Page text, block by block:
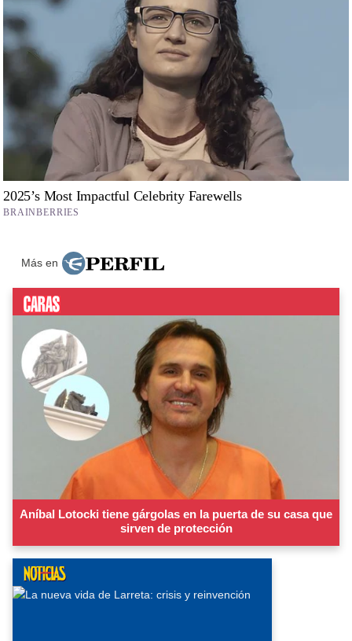
Más en
Aníbal Lotocki tiene gárgolas en la puerta de su casa que
sirven de protección